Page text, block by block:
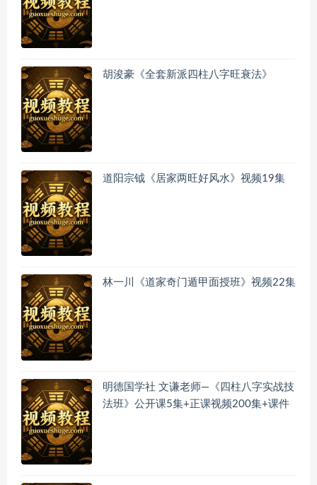
胡浚豪《全套新派四柱八字旺衰法》
道阳宗钺《居家两旺好风水》视频19集
林一川《道家奇门遁甲面授班》视频22集
明德国学社 文谦老师—《四柱八字实战技
法班》公开课5集+正课视频200集+课件